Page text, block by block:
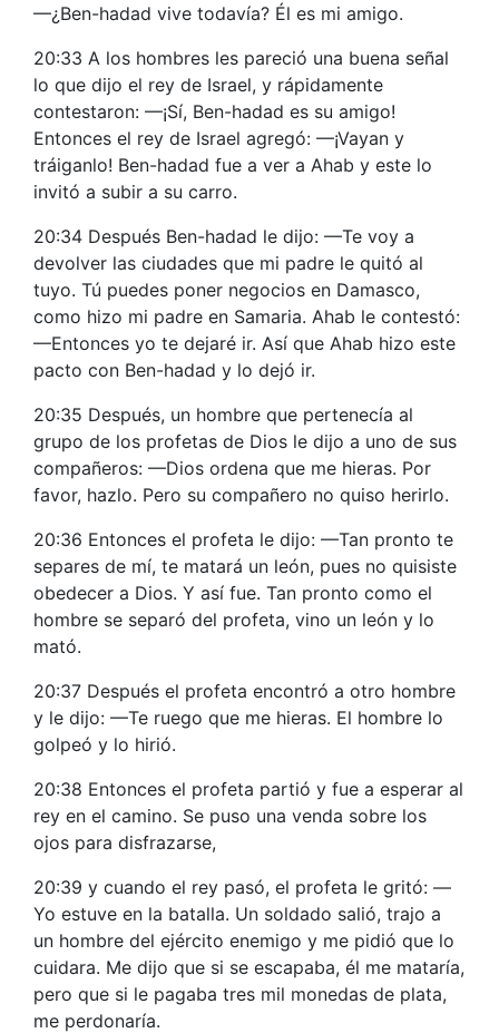
—¿Ben-hadad vive todavía? Él es mi amigo.
20:33 A los hombres les pareció una buena señal
lo que dijo el rey de Israel, y rápidamente
contestaron: —¡Sí, Ben-hadad es su amigo!
Entonces el rey de Israel agregó: —¡Vayan y
tráiganlo! Ben-hadad fue a ver a Ahab y este lo
invitó a subir a su carro.
20:34 Después Ben-hadad le dijo: —Te voy a
devolver las ciudades que mi padre le quitó al
tuyo. Tú puedes poner negocios en Damasco,
como hizo mi padre en Samaria. Ahab le contestó:
—Entonces yo te dejaré ir. Así que Ahab hizo este
pacto con Ben-hadad y lo dejó ir.
20:35 Después, un hombre que pertenecía al
grupo de los profetas de Dios le dijo a uno de sus
compañeros: —Dios ordena que me hieras. Por
favor, hazlo. Pero su compañero no quiso herirlo.
20:36 Entonces el profeta le dijo: —Tan pronto te
separes de mí, te matará un león, pues no quisiste
obedecer a Dios. Y así fue. Tan pronto como el
hombre se separó del profeta, vino un león y lo
mató.
20:37 Después el profeta encontró a otro hombre
y le dijo: —Te ruego que me hieras. El hombre lo
golpeó y lo hirió.
20:38 Entonces el profeta partió y fue a esperar al
rey en el camino. Se puso una venda sobre los
ojos para disfrazarse,
20:39 y cuando el rey pasó, el profeta le gritó: —
Yo estuve en la batalla. Un soldado salió, trajo a
un hombre del ejército enemigo y me pidió que lo
cuidara. Me dijo que si se escapaba, él me mataría,
pero que si le pagaba tres mil monedas de plata,
me perdonaría.